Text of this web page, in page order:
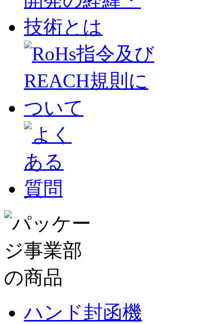
ハンド封函機